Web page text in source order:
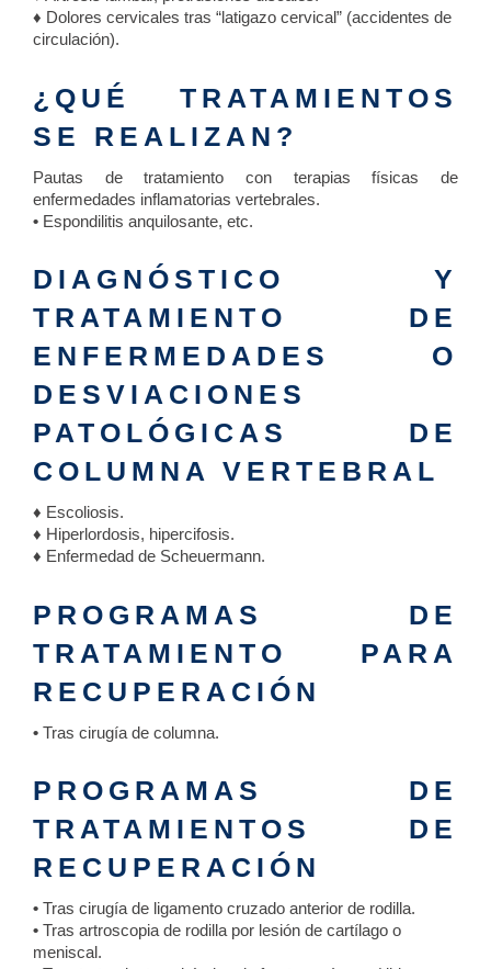
♦ Dolores cervicales tras “latigazo cervical” (accidentes de
circulación).
¿QUÉ TRATAMIENTOS
SE REALIZAN?
Pautas de tratamiento con terapias físicas de
enfermedades inflamatorias vertebrales.
• Espondilitis anquilosante, etc.
DIAGNÓSTICO Y
TRATAMIENTO DE
ENFERMEDADES O
DESVIACIONES
PATOLÓGICAS DE
COLUMNA VERTEBRAL
♦ Escoliosis.
♦ Hiperlordosis, hipercifosis.
♦ Enfermedad de Scheuermann.
PROGRAMAS DE
TRATAMIENTO PARA
RECUPERACIÓN
• Tras cirugía de columna.
PROGRAMAS DE
TRATAMIENTOS DE
RECUPERACIÓN
• Tras cirugía de ligamento cruzado anterior de rodilla.
• Tras artroscopia de rodilla por lesión de cartílago o
meniscal.